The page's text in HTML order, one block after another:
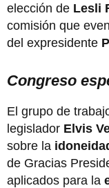
elección de Lesli
comisión que
del expresidente
Congreso
El grupo de
legislador Elvis
sobre la
de Gracias
aplicados para la